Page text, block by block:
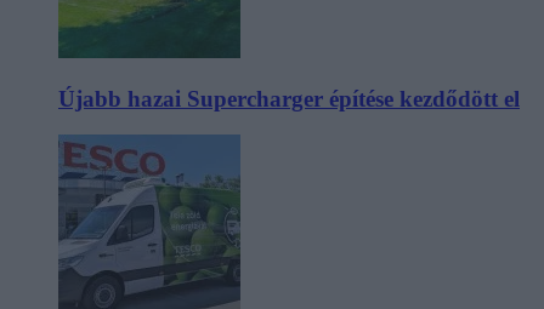
Újabb hazai Supercharger építése kezdődött el